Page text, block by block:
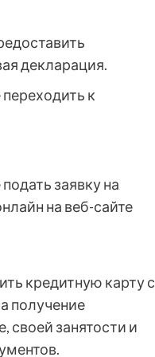
декларация.
к
заявку на
на веб-сайте
кредитную карту с
получение
своей занятости и